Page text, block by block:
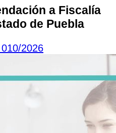
a Fiscalía
de Puebla
2026